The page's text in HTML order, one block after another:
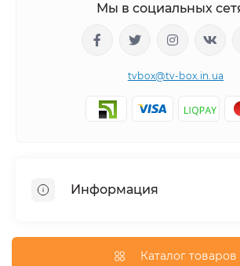
Мы в социальных
tvbox@tv-box.in.ua
Информация
Каталог товаров